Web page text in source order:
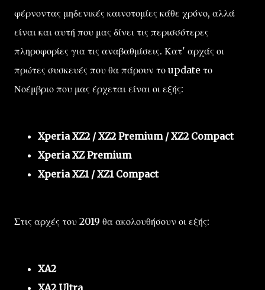
φέρνοντας μηδενικές καινοτομίες κάθε χρόνο, αλλά
είναι και αυτή που μας δίνει τις περισσότερες
πληροφορίες για τις αναβαθμίσεις. Κατ' αρχάς οι
πρώτες συσκευές που θα πάρουν το update το
Νοέμβριο που μας έρχεται είναι οι εξής:
Xperia XZ2 / XZ2 Premium / XZ2 Compact
Xperia XZ Premium
Xperia XZ1 / XZ1 Compact
Στις αρχές του 2019 θα ακολουθήσουν οι εξής:
XA2